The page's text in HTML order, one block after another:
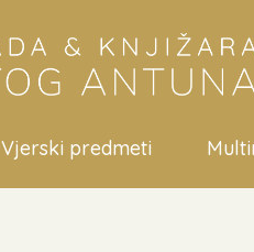
Vjerski predmeti